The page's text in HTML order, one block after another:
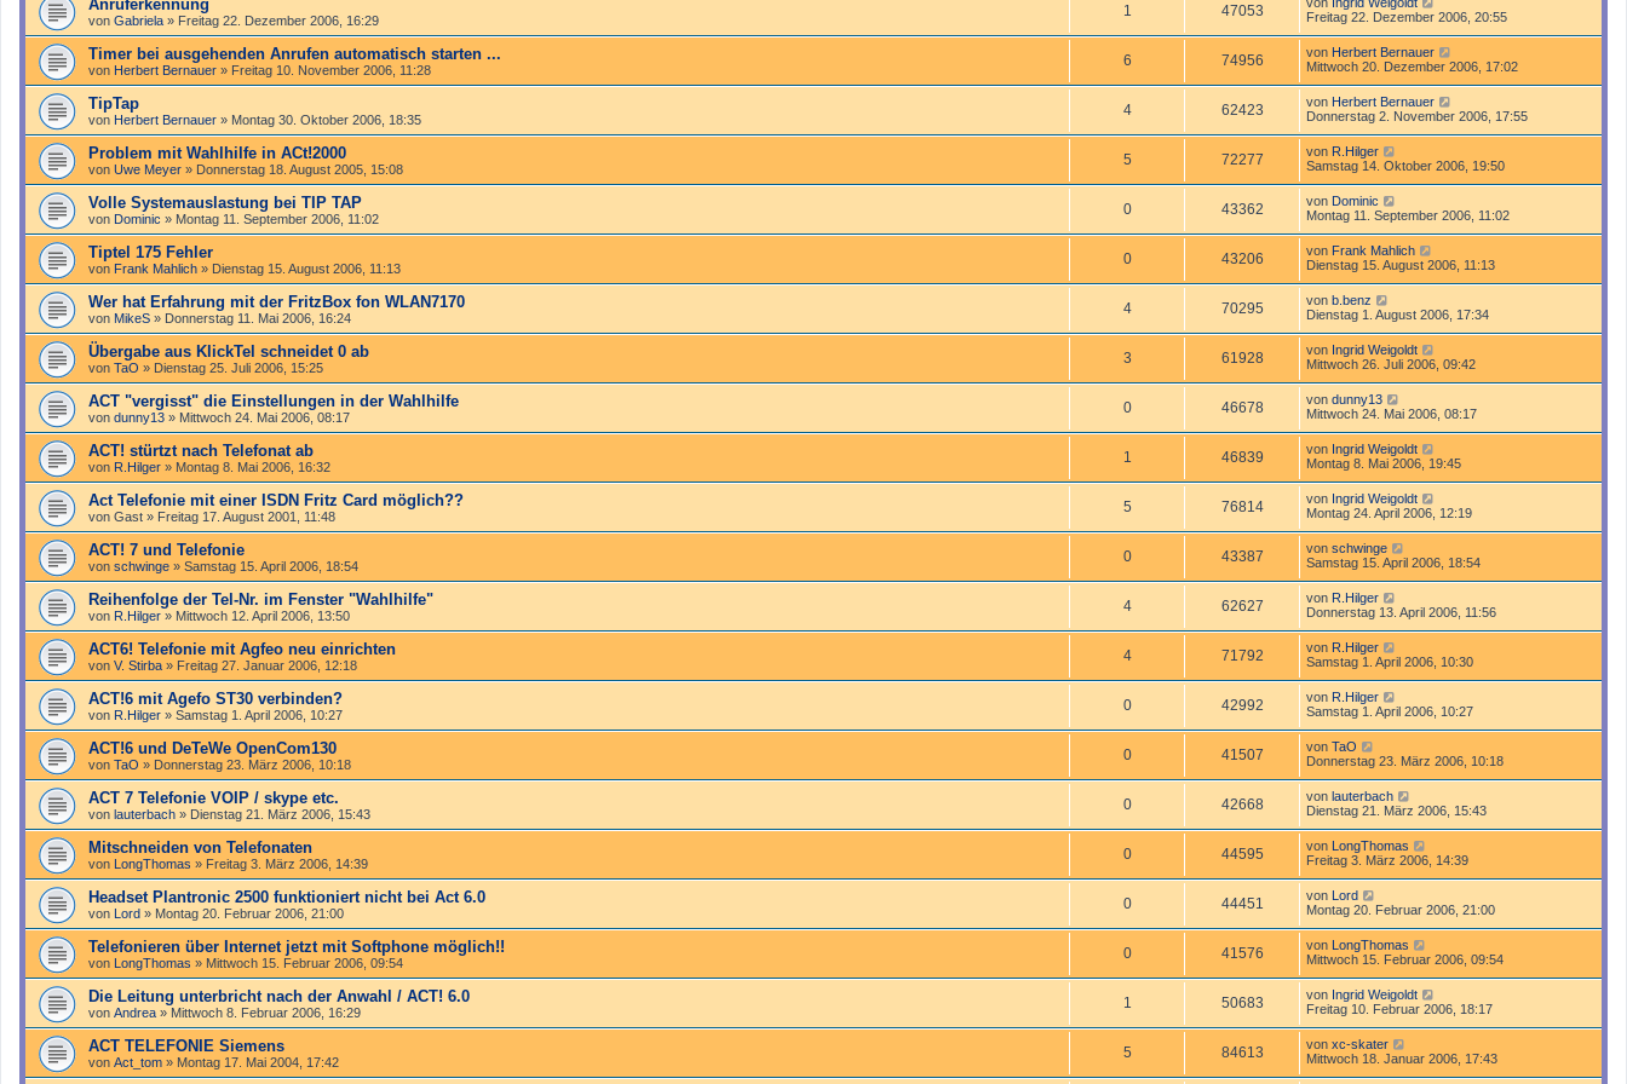
Anruferkennung
von Gabriela » Freitag 22. Dezember 2006, 16:29
1 47053
Freitag 22. Dezember 2006, 20:55
Timer bei ausgehenden Anrufen automatisch starten ...
von Herbert Bernauer » Freitag 10. November 2006, 11:28
6 74956 von Herbert Bernauer
Mittwoch 20. Dezember 2006, 17:02
TipTap
von Herbert Bernauer » Montag 30. Oktober 2006, 18:35
4 62423 von Herbert Bernauer
Donnerstag 2. November 2006, 17:55
Problem mit Wahlhilfe in ACt!2000
von Uwe Meyer » Donnerstag 18. August 2005, 15:08
5 72277 von R.Hilger
Samstag 14. Oktober 2006, 19:50
Volle Systemauslastung bei TIP TAP
von Dominic » Montag 11. September 2006, 11:02
0 43362 von Dominic
Montag 11. September 2006, 11:02
Tiptel 175 Fehler
von Frank Mahlich » Dienstag 15. August 2006, 11:13
0 43206 von Frank Mahlich
Dienstag 15. August 2006, 11:13
Wer hat Erfahrung mit der FritzBox fon WLAN7170
von MikeS » Donnerstag 11. Mai 2006, 16:24
4 70295 von b.benz
Dienstag 1. August 2006, 17:34
Übergabe aus KlickTel schneidet 0 ab
von TaO » Dienstag 25. Juli 2006, 15:25
3 61928 von Ingrid Weigoldt
Mittwoch 26. Juli 2006, 09:42
ACT "vergisst" die Einstellungen in der Wahlhilfe
von dunny13 » Mittwoch 24. Mai 2006, 08:17
0 46678 von dunny13
Mittwoch 24. Mai 2006, 08:17
ACT! stürtzt nach Telefonat ab
von R.Hilger » Montag 8. Mai 2006, 16:32
1 46839 von Ingrid Weigoldt
Montag 8. Mai 2006, 19:45
Act Telefonie mit einer ISDN Fritz Card möglich??
von Gast » Freitag 17. August 2001, 11:48
5 76814 von Ingrid Weigoldt
Montag 24. April 2006, 12:19
ACT! 7 und Telefonie
von schwinge » Samstag 15. April 2006, 18:54
0 43387 von schwinge
Samstag 15. April 2006, 18:54
Reihenfolge der Tel-Nr. im Fenster "Wahlhilfe"
von R.Hilger » Mittwoch 12. April 2006, 13:50
4 62627 von R.Hilger
Donnerstag 13. April 2006, 11:56
ACT6! Telefonie mit Agfeo neu einrichten
von V. Stirba » Freitag 27. Januar 2006, 12:18
4 71792 von R.Hilger
Samstag 1. April 2006, 10:30
ACT!6 mit Agefo ST30 verbinden?
von R.Hilger » Samstag 1. April 2006, 10:27
0 42992 von R.Hilger
Samstag 1. April 2006, 10:27
ACT!6 und DeTeWe OpenCom130
von TaO » Donnerstag 23. März 2006, 10:18
0 41507 von TaO
Donnerstag 23. März 2006, 10:18
ACT 7 Telefonie VOIP / skype etc.
von lauterbach » Dienstag 21. März 2006, 15:43
0 42668 von lauterbach
Dienstag 21. März 2006, 15:43
Mitschneiden von Telefonaten
von LongThomas » Freitag 3. März 2006, 14:39
0 44595 von LongThomas
Freitag 3. März 2006, 14:39
Headset Plantronic 2500 funktioniert nicht bei Act 6.0
von Lord » Montag 20. Februar 2006, 21:00
0 44451 von Lord
Montag 20. Februar 2006, 21:00
Telefonieren über Internet jetzt mit Softphone möglich!!
von LongThomas » Mittwoch 15. Februar 2006, 09:54
0 41576 von LongThomas
Mittwoch 15. Februar 2006, 09:54
Die Leitung unterbricht nach der Anwahl / ACT! 6.0
von Andrea » Mittwoch 8. Februar 2006, 16:29
1 50683 von Ingrid Weigoldt
Freitag 10. Februar 2006, 18:17
ACT TELEFONIE Siemens
von Act_tom » Montag 17. Mai 2004, 17:42
5 84613 von xc-skater
Mittwoch 18. Januar 2006, 17:43